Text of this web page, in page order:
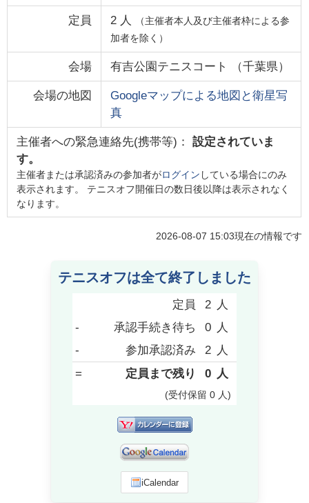
定員 2 人
（主催者本人及び主催者枠による参
加者を除く）
会場 有吉公園テニスコート （千葉県）
会場の地図
Googleマップによる地図と衛星写
真
主催者への緊急連絡先(携帯等)： 設定されていま
す。
主催者または承認済みの参加者がログイン している場合にのみ
表示されます。 テニスオフ開催日の数日後以降は表示されなく
なります。
2026-08-07 15:03現在の情報です
テニスオフは全て終了しました
定員 2 人
-
承認手続き待ち 0 人
-
参加承認済み 2 人
=
定員まで残り 0 人
(受付保留 0 人)
iCalendar